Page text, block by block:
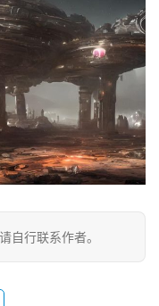
自行联系作者。